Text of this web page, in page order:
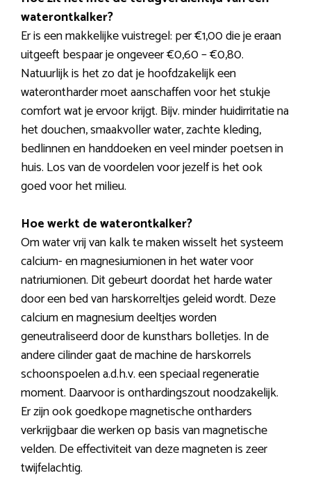
waterontkalker?
Er is een makkelijke vuistregel: per €1,00 die je eraan
uitgeeft bespaar je ongeveer €0,60 – €0,80.
Natuurlijk is het zo dat je hoofdzakelijk een
waterontharder moet aanschaffen voor het stukje
comfort wat je ervoor krijgt. Bijv. minder huidirritatie na
het douchen, smaakvoller water, zachte kleding,
bedlinnen en handdoeken en veel minder poetsen in
huis. Los van de voordelen voor jezelf is het ook
goed voor het milieu.
Hoe werkt de waterontkalker?
Om water vrij van kalk te maken wisselt het systeem
calcium- en magnesiumionen in het water voor
natriumionen. Dit gebeurt doordat het harde water
door een bed van harskorreltjes geleid wordt. Deze
calcium en magnesium deeltjes worden
geneutraliseerd door de kunsthars bolletjes. In de
andere cilinder gaat de machine de harskorrels
schoonspoelen a.d.h.v. een speciaal regeneratie
moment. Daarvoor is onthardingszout noodzakelijk.
Er zijn ook goedkope magnetische ontharders
verkrijgbaar die werken op basis van magnetische
velden. De effectiviteit van deze magneten is zeer
twijfelachtig.